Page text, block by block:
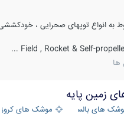
به انواع توپهای صحرایی ، خودکششی ،
Field , Rocket & Self-
پایه
های بالستیک موشک های کروز